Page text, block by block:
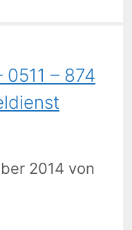
– 874
2014 von